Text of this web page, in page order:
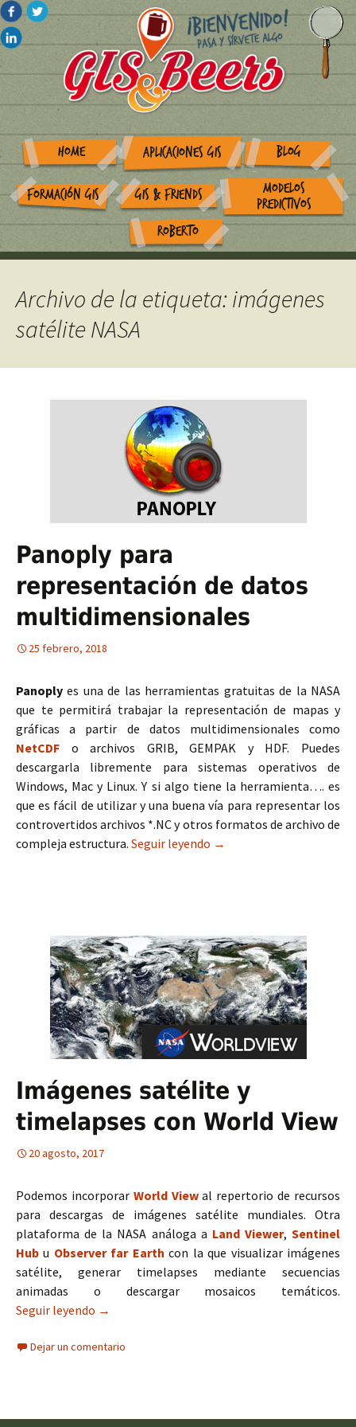
HOME APLICACIONES GIS BLOG
FORMACIÓN GIS GIS & FRIENDS
MODELOS
PREDICTIVOS
ROBERTO
Archivo de la etiqueta: imágenes
satélite NASA
Panoply para
representación de datos
multidimensionales
25 febrero, 2018
Panoply es una de las herramientas gratuitas de la NASA
que te permitirá trabajar la representación de mapas y
gráficas a partir de datos multidimensionales como
NetCDF
o archivos GRIB, GEMPAK y HDF. Puedes
descargarla libremente para sistemas operativos de
Windows, Mac y Linux. Y si algo tiene la herramienta…. es
que es fácil de utilizar y una buena vía para representar los
controvertidos archivos *.NC y otros formatos de archivo de
compleja estructura. Seguir leyendo Panoply para
→
Imágenes satélite y
timelapses con World View
20 agosto, 2017
Podemos incorporar World Viewal repertorio de recursos
para descargas de imágenes satélite mundiales. Otra
plataforma de la NASA análoga a Land Viewer, Sentinel
Hubu Observer far Earth con la que visualizar imágenes
satélite, generar timelapses mediante secuencias
animadas o descargar mosaicos temáticos.
Seguir leyendo Imágenes satélite y timelapses con World View
→
Dejar un comentario